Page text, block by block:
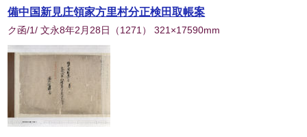
備中国新見庄領家方里村分正検田取帳案
ク函/1/ 文永8年2月28日 （1271 ） 321×17590mm